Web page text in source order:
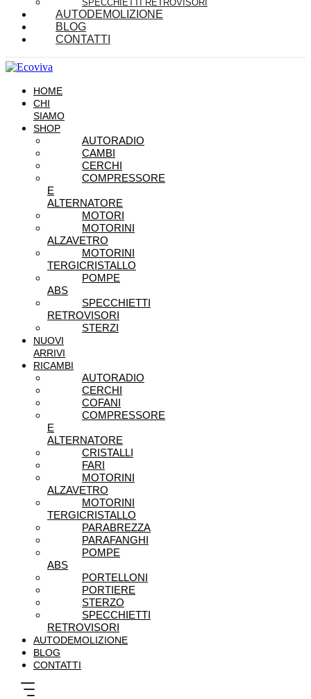
SPECCHIETTI RETROVISORI
AUTODEMOLIZIONE
BLOG
CONTATTI
HOME
CHI
SIAMO
SHOP
AUTORADIO
CAMBI
CERCHI
COMPRESSORE
E
ALTERNATORE
MOTORI
MOTORINI
ALZAVETRO
MOTORINI
TERGICRISTALLO
POMPE
ABS
SPECCHIETTI
RETROVISORI
STERZI
NUOVI
ARRIVI
RICAMBI
AUTORADIO
CERCHI
COFANI
COMPRESSORE
E
ALTERNATORE
CRISTALLI
FARI
MOTORINI
ALZAVETRO
MOTORINI
TERGICRISTALLO
PARABREZZA
PARAFANGHI
POMPE
ABS
PORTELLONI
PORTIERE
STERZO
SPECCHIETTI
RETROVISORI
AUTODEMOLIZIONE
BLOG
CONTATTI